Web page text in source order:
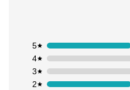
2
3
4
5